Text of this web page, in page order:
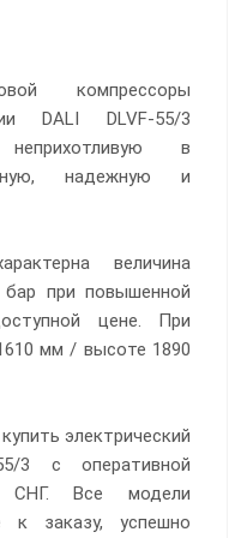
компрессоры
DALI DLVF-55/3
в
надежную и
величина
бар при повышенной
цене. При
мм / высоте 1890
электрический
3 с оперативной
Все модели
к заказу, успешно